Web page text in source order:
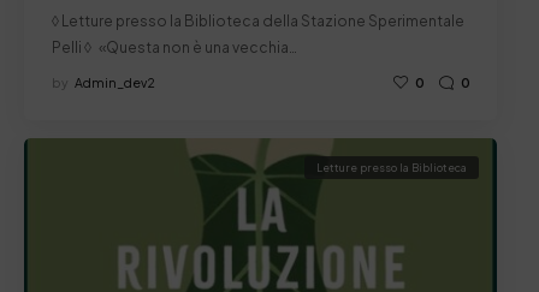
◊ Letture presso la Biblioteca della Stazione Sperimentale
Pelli ◊ «Questa non è una vecchia…
by Admin_dev2 0 0
Letture presso la Biblioteca